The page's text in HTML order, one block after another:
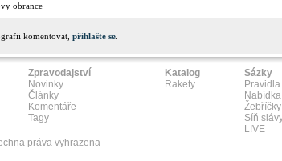
obrance
komentovat, přihlašte se
Zpravodajství
Novinky
Články
Komentáře
Tagy
Katalog
Rakety
Sázky
Nabídka
Žebříčky
Síň
L!VE
práva vyhrazena